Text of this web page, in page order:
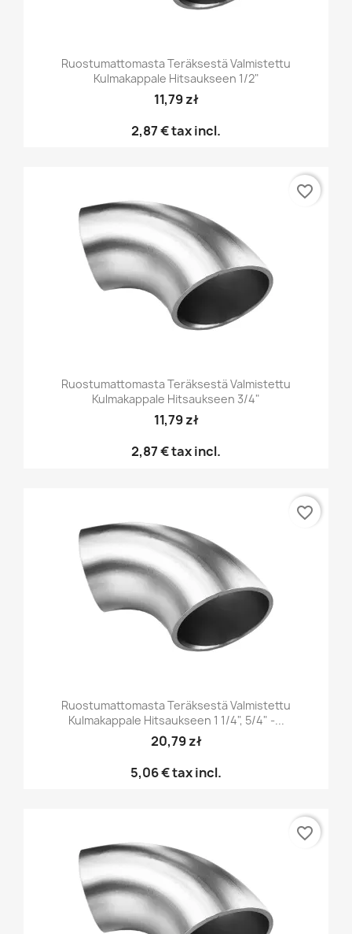
Ruostumattomasta Teräksestä Valmistettu
Kulmakappale Hitsaukseen 1/2"
11,79 zł
2,87 €tax incl.
Ruostumattomasta Teräksestä Valmistettu
Kulmakappale Hitsaukseen 3/4"
11,79 zł
2,87 €tax incl.
favorite_border
Ruostumattomasta Teräksestä Valmistettu
Kulmakappale Hitsaukseen 1 1/4", 5/4" -...
20,79 zł
5,06 €tax incl.
favorite_border
favorite_border